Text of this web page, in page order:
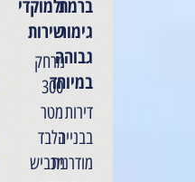
ברמת
גימור
גבוהה
במיוחד
דירות
בבנייה
מודרנית
ולמוקדי
שירות
מרחק
300
מטר
בלבד
מכביש